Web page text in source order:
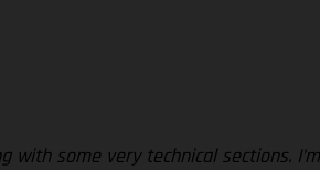
some very technical sections.